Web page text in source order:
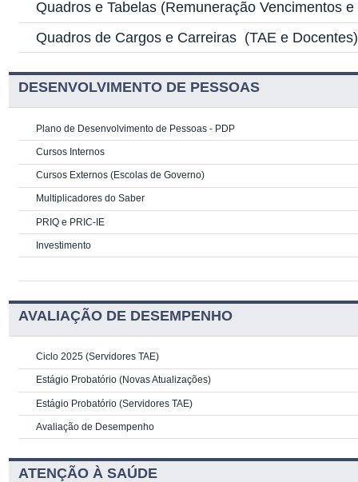
Quadros e Tabelas (Remuneração Vencimentos
Quadros de Cargos e Carreiras (TAE e Docentes)
DESENVOLVIMENTO DE PESSOAS
Plano de Desenvolvimento de Pessoas - PDP
Cursos Internos
Cursos Externos (Escolas de Governo)
Multiplicadores do Saber
PRIQ e PRIC-IE
Investimento
AVALIAÇÃO DE DESEMPENHO
Ciclo 2025 (Servidores TAE)
Estágio Probatório (Novas Atualizações)
Estágio Probatório (Servidores TAE)
Avaliação de Desempenho
ATENÇÃO À SAÚDE